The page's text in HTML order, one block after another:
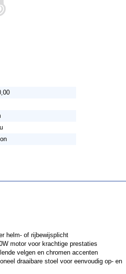
helm- of rijbewijsplicht
motor voor krachtige prestaties
velgen en chromen accenten
draaibare stoel voor eenvoudig op- en